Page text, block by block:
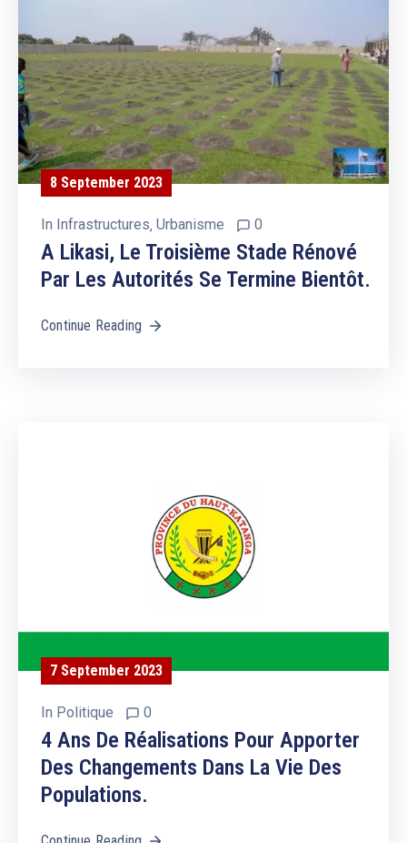
8 September 2023
In Infrastructures‚ Urbanisme 0
A Likasi, Le Troisième Stade Rénové
Par Les Autorités Se Termine Bientôt.
Continue Reading
7 September 2023
In Politique 0
4 Ans De Réalisations Pour Apporter
Des Changements Dans La Vie Des
Populations.